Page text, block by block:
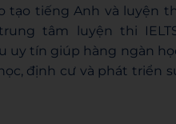
tạo tiếng Anh và luyện
tâm luyện thi
uy tín giúp hàng ngàn
định cư và phát triển